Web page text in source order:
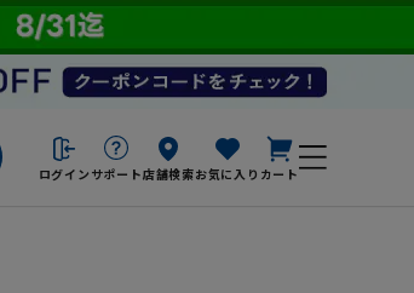
ログイン サポート店舗検索お気に入り カート